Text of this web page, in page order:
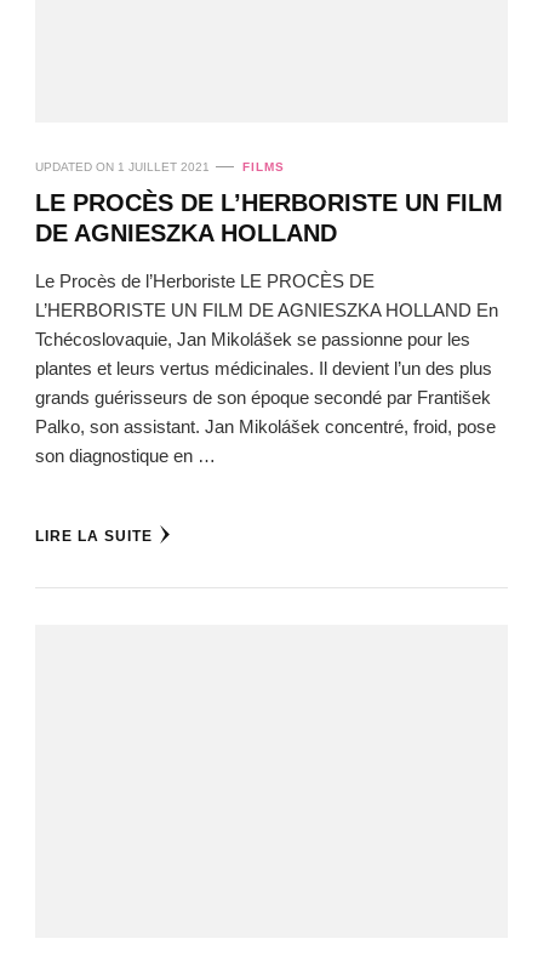
UPDATED ON 1 JUILLET 2021 FILMS
LE PROCÈS DE L’HERBORISTE UN FILM
DE AGNIESZKA HOLLAND
Le Procès de l’Herboriste LE PROCÈS DE
L’HERBORISTE UN FILM DE AGNIESZKA HOLLAND En
Tchécoslovaquie, Jan Mikolášek se passionne pour les
plantes et leurs vertus médicinales. Il devient l’un des plus
grands guérisseurs de son époque secondé par František
Palko, son assistant. Jan Mikolášek concentré, froid, pose
son diagnostique en …
LIRE LA SUITE